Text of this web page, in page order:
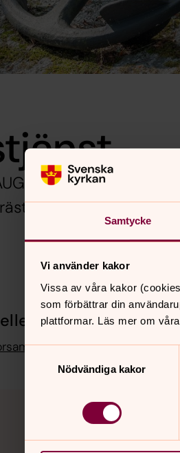
Samtycke
Vi använder kakor
Vissa av våra kakor
som förbättrar din
plattformar. Läs mer om
Samtyckesval
Nödvändiga kakor
11.00 i Nora
och Pia Sundström,
frågor på sidans